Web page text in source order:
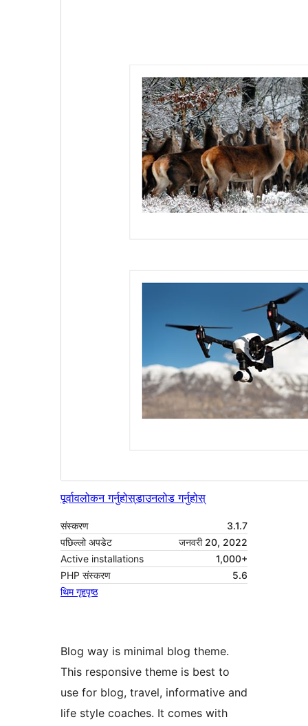
पूर्वावलोकन गर्नुहोस्डाउनलोड गर्नुहोस्
संस्करण
3.1.7
पछिल्लो अपडेट
जनवरी 20, 2022
Active installations
1,000+
PHP संस्करण
5.6
थिम गृहपृष्ठ
Blog way is minimal blog theme.
This responsive theme is best to
use for blog, travel, informative and
life style coaches. It comes with